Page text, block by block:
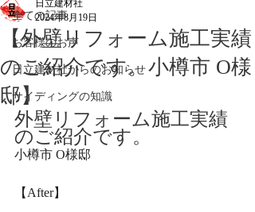
全ての記事
お客様のお声
日立建材社からのお知らせ
サイディングの知識
【外壁リフォーム施工実績
のご紹介です。小樽市 O様
邸】
日立建材社
2024年8月19日
外壁リフォーム施工実績
のご紹介です。
小樽市 O様邸
【After】